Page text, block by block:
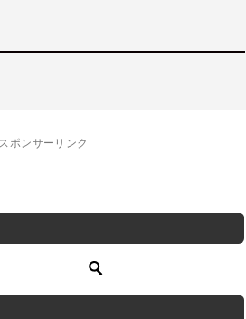
スポンサーリンク